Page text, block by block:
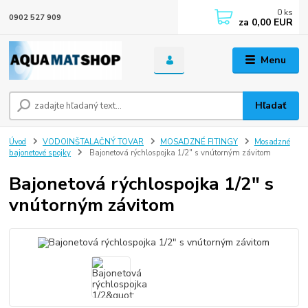
Menu
Hľadať
0902 527 909 0 ks
za 0,00 EUR
Úvod VODOINŠTALAČNÝ TOVAR MOSADZNÉ FITINGY
Mosadzné
bajonetové spojky
Bajonetová rýchlospojka 1/2" s vnútorným závitom
Bajonetová rýchlospojka 1/2" s
vnútorným závitom